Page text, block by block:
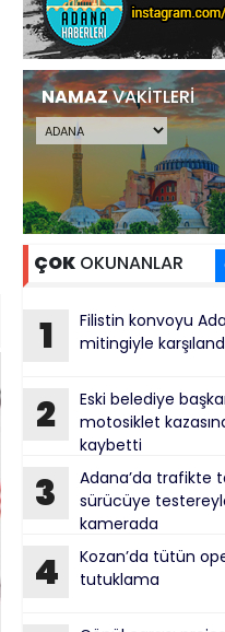
NAMAZVAKİTLERİ
ÇOK OKUNANLAR
1
Filistin konvoyu
mitingiyle
2
Eski belediye
motosiklet
kaybetti
3
Adana’da trafikte
sürücüye
kamerada
4
Kozan’da tütün
tutuklama